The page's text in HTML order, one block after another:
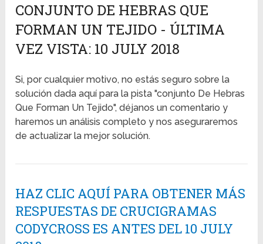
CONJUNTO DE HEBRAS QUE
FORMAN UN TEJIDO - ÚLTIMA
VEZ VISTA: 10 JULY 2018
Si, por cualquier motivo, no estás seguro sobre la
solución dada aquí para la pista "conjunto De Hebras
Que Forman Un Tejido", déjanos un comentario y
haremos un análisis completo y nos aseguraremos
de actualizar la mejor solución.
HAZ CLIC AQUÍ PARA OBTENER MÁS
RESPUESTAS DE CRUCIGRAMAS
CODYCROSS ES ANTES DEL 10 JULY